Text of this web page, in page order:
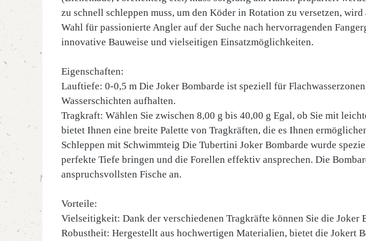
zu schnell schleppen muss, um den Köder in Rotation zu versetzen,
Wahl für passionierte Angler auf der Suche nach hervorragenden
innovative Bauweise und vielseitigen Einsatzmöglichkeiten.
Eigenschaften:
Lauftiefe: 0-0,5 m Die Joker Bombarde ist speziell für
Wasserschichten aufhalten.
Tragkraft: Wählen Sie zwischen 8,00 g bis 40,00 g Egal, ob Sie mit
bietet Ihnen eine breite Palette von Tragkräften, die es Ihnen
Schleppen mit Schwimmteig Die Tubertini Joker Bombarde wurde
perfekte Tiefe bringen und die Forellen effektiv ansprechen. Die
anspruchsvollsten Fische an.
Vorteile:
Vielseitigkeit: Dank der verschiedenen Tragkräfte können Sie die Joker
Robustheit: Hergestellt aus hochwertigen Materialien, bietet die Jokert